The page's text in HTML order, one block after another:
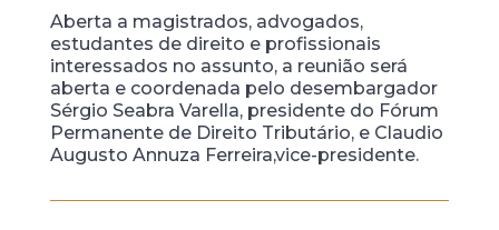
Aberta a magistrados, advogados,
estudantes de direito e profissionais
interessados no assunto, a reunião será
aberta e coordenada pelo desembargador
Sérgio Seabra Varella, presidente do Fórum
Permanente de Direito Tributário, e Claudio
Augusto Annuza Ferreira,vice-presidente.